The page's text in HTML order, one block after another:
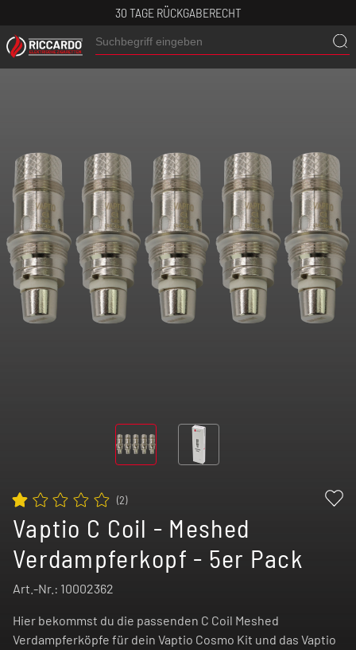
30 TAGE RÜCKGABERECHT
(2)
Vaptio C Coil - Meshed
Verdampferkopf - 5er Pack
Art.-Nr.: 10002362
Hier bekommst du die passenden C Coil Meshed
Verdampferköpfe für dein Vaptio Cosmo Kit und das Vaptio